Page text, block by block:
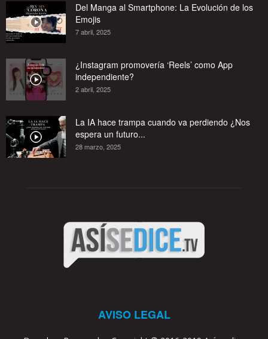
Del Manga al Smartphone: La Evolución de los
Emojis
7 abril, 2025
¿Instagram promovería ‘Reels’ como App
independiente?
2 abril, 2025
La IA hace trampa cuando va perdiendo ¿Nos
espera un futuro...
28 marzo, 2025
AVISO LEGAL